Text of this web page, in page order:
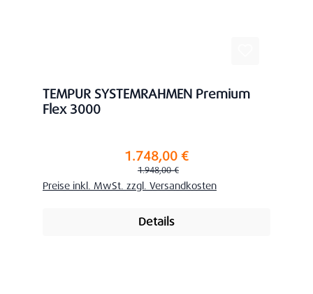
TEMPUR SYSTEMRAHMEN Premium
Flex 3000
Verkaufspreis:1.748,00 €
Regulärer Preis:
1.948,00 €
Preise inkl. MwSt. zzgl. Versandkosten
Details